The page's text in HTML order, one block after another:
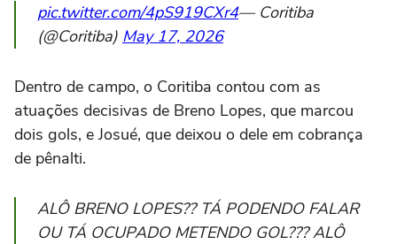
pic.twitter.com/4pS919CXr4— Coritiba
(@Coritiba) May 17, 2026
Dentro de campo, o Coritiba contou com as
atuações decisivas de Breno Lopes, que marcou
dois gols, e Josué, que deixou o dele em cobrança
de pênalti.
ALÔ BRENO LOPES?? TÁ PODENDO FALAR
OU TÁ OCUPADO METENDO GOL??? ALÔ